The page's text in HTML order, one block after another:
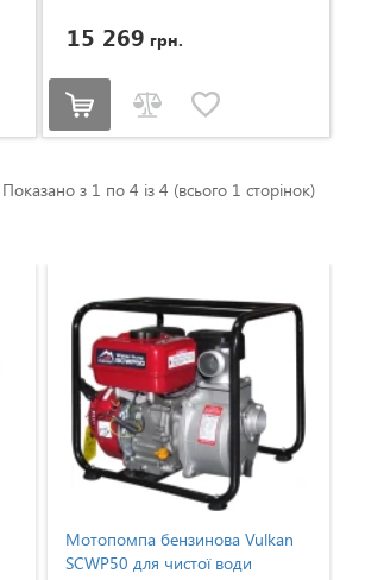
15 269 грн.
Показано з 1 по 4 із 4 (всього 1 сторінок)
Мотопомпа бензинова Vulkan
SCWP50 для чистої води